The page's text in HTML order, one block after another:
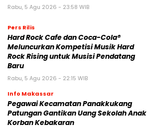
Rabu, 5 Agu 2026 - 23:58 WIB
Pers Rilis
Hard Rock Cafe dan Coca-Cola®
Meluncurkan Kompetisi Musik Hard
Rock Rising untuk Musisi Pendatang
Baru
Rabu, 5 Agu 2026 - 22:15 WIB
Info Makassar
Pegawai Kecamatan Panakkukang
Patungan Gantikan Uang Sekolah Anak
Korban Kebakaran